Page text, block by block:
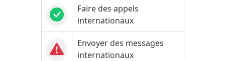
Faire des appels
internationaux
Envoyer des messages
internationaux